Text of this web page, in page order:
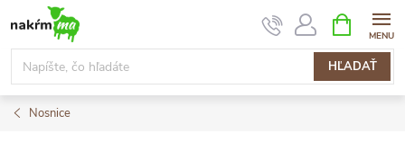
na
obsah
HĽADAŤ
KOŠÍK
Nosnice